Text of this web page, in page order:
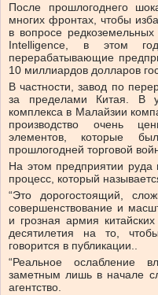
После прошлогоднего
многих фронтах, чтобы
в вопросе
Intelligence, в этом
перерабатывающие
10 миллиардов долларов
В частности, завод по
за пределами Китая. В
комплекса в Малайзии
производство очень
элементов, которые
прошлогодней торговой
На этом предприятии руда
процесс, который
“Это дорогостоящий,
совершенствование и
и грозная армия
десятилетия на то,
говорится в публикации..
“Реальное ослабление
заметным лишь в начале
агентство.